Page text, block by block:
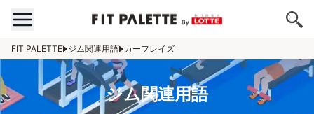
FIT PALETTE ジム関連用語 カーフレイズ
ジム関連用語